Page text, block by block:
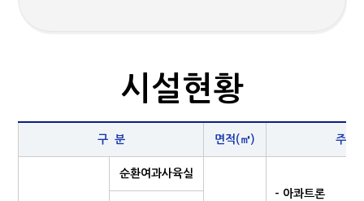
시설현황
구 분 면적(㎥) 주요
순환여과사육실
- 아콰트론